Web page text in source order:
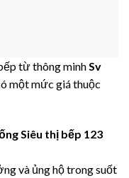
từ thông minhSv
một mức giá thuộc
Siêu thị bếp 123
và ủng hộ trong suốt